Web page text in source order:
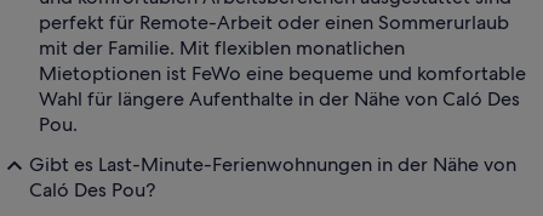
perfekt für Remote-Arbeit oder einen Sommerurlaub
mit der Familie. Mit flexiblen monatlichen
Mietoptionen ist FeWo eine bequeme und komfortable
Wahl für längere Aufenthalte in der Nähe von Caló Des
Pou.
Gibt es Last-Minute-Ferienwohnungen in der Nähe von
Caló Des Pou?